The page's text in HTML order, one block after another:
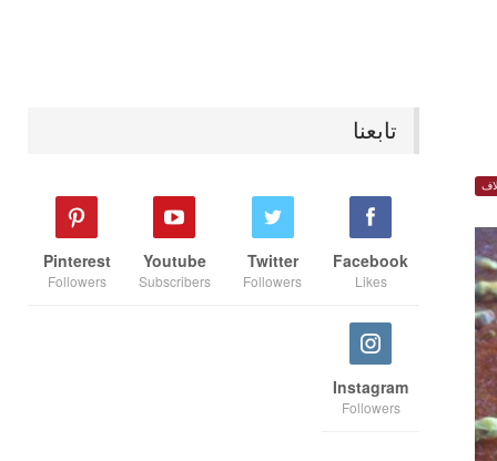
تابعنا
Facebook
Likes
Twitter
Followers
Youtube
Subscribers
Pinterest
Followers
Instagram
Followers